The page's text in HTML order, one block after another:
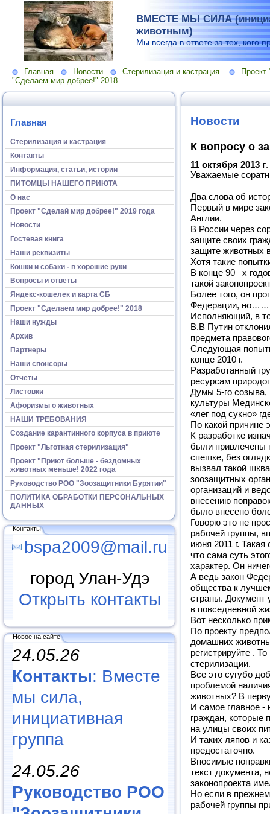
ВМЕСТЕ МЫ СИЛА
животным)
Мы всегда в ответе за тех, кого
Главная Новости Стерилизация и кастрация
"Сделаем мир добрее!" 2018
Главная
Стерилизация и кастрация
Контакты
Информация, статьи, истории
ПИТОМЦЫ НАШЕГО ПРИЮТА
О нас
Проект "Сделай мир добрее!" 2019 года
Новости
Гостевая книга
Наши реквизиты
Кошки и собаки - в хорошие руки
Вопросы и ответы
Яндекс-кошелек и карта СБ
Проект "Сделаем мир добрее!" 2018
Наши нужды
Архив
Партнеры
Наши спонсоры
Отчеты
Листовки
Афоризмы о животных
НАШИ ТРЕБОВАНИЯ
Создание карантинного корпуса в приюте
Проект "Льготная стерилизация"
Проект "Приют больше - бездомных
животных меньше! 2022 года
Руководство РОО "Зоозащитники Бурятии"
ПОЛИТИКА ОБРАБОТКИ ПЕРСОНАЛЬНЫХ
ДАННЫХ
Контакты
bspa2009@mail.ru
город Улан-Удэ
Открыть контакты
Новое на сайте
24.05.26
Контакты: Вместе
мы сила,
инициативная
группа
24.05.26
Руководство РОО
Новости
К вопросу о
11 октября 2013 г.
Уважаемые
Два слова об
Первый в мире
Англии.
В России через
защите своих
защите животных
Хотя такие
В конце 90 –х
такой
Более того, он
Федерации,
Исполняющий, в
В.В Путин
предмета
Следующая
конце 2010 г.
Разработанный
ресурсам
Думы 5-го созыва,
культуры
«лег под сукно»
По какой причине
К разработке
были привлечены
спешке, без
вызвал такой
зоозащитных
организаций и
внесению
было внесено
Говорю это не
рабочей группы,
июня 2011 г.
что сама суть
характер. Он
А ведь закон
общества к
страны. Документ
в повседневной
Вот несколько
По проекту
домашних
регистрируйте .
стерилизации.
Все это сугубо
проблемой
животных? В
И самое главное -
граждан, которые
на улицы своих
И таких ляпов и
предостаточно.
Вносимые
текст документа,
законопроекта
Но если в
рабочей группы